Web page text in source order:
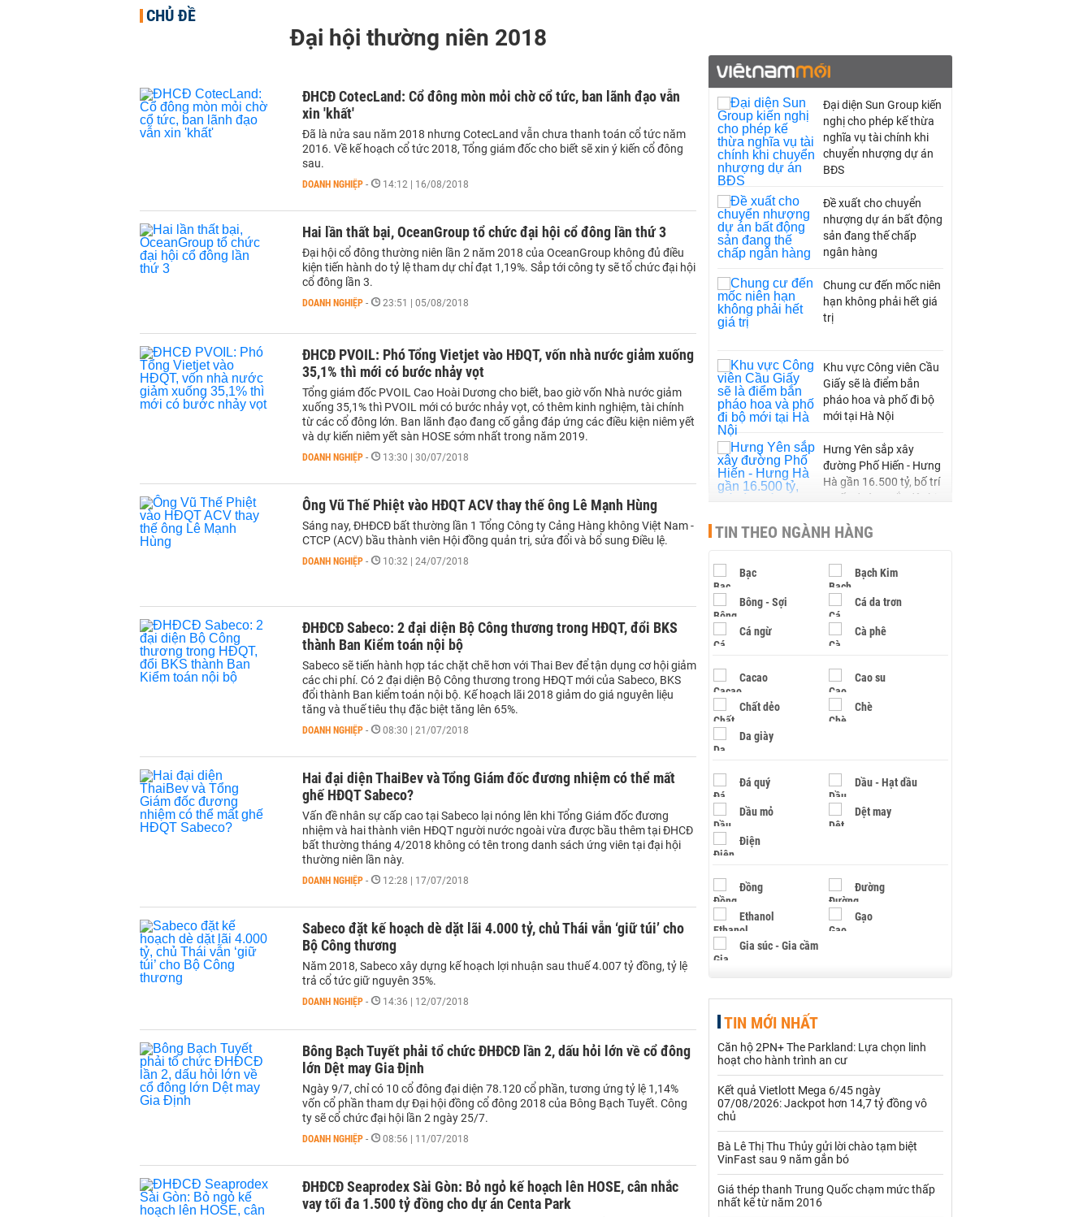
CHỦ ĐỀ
Đại hội thường niên 2018
ĐHCĐ CotecLand: Cổ đông mòn mỏi chờ cổ tức, ban lãnh đạo vẫn
xin 'khất'
Đã là nửa sau năm 2018 nhưng CotecLand vẫn chưa thanh toán cổ tức năm
2016. Về kế hoạch cổ tức 2018, Tổng giám đốc cho biết sẽ xin ý kiến cổ đông
sau.
DOANH NGHIỆP - 14:12 | 16/08/2018
Hai lần thất bại, OceanGroup tổ chức đại hội cổ đông lần thứ 3
Đại hội cổ đông thường niên lần 2 năm 2018 của OceanGroup không đủ điều
kiện tiến hành do tỷ lệ tham dự chỉ đạt 1,19%. Sắp tới công ty sẽ tổ chức đại hội
cổ đông lần 3.
DOANH NGHIỆP - 23:51 | 05/08/2018
ĐHCĐ PVOIL: Phó Tổng Vietjet vào HĐQT, vốn nhà nước giảm xuống
35,1% thì mới có bước nhảy vọt
Tổng giám đốc PVOIL Cao Hoài Dương cho biết, bao giờ vốn Nhà nước giảm
xuống 35,1% thì PVOIL mới có bước nhảy vọt, có thêm kinh nghiệm, tài chính
từ các cổ đông lớn. Ban lãnh đạo đang cố gắng đáp ứng các điều kiện niêm yết
và dự kiến niêm yết sàn HOSE sớm nhất trong năm 2019.
DOANH NGHIỆP - 13:30 | 30/07/2018
Ông Vũ Thế Phiệt vào HĐQT ACV thay thế ông Lê Mạnh Hùng
Sáng nay, ĐHĐCĐ bất thường lần 1 Tổng Công ty Cảng Hàng không Việt Nam -
CTCP (ACV) bầu thành viên Hội đồng quản trị, sửa đổi và bổ sung Điều lệ.
DOANH NGHIỆP - 10:32 | 24/07/2018
ĐHĐCĐ Sabeco: 2 đại diện Bộ Công thương trong HĐQT, đổi BKS
thành Ban Kiểm toán nội bộ
Sabeco sẽ tiến hành hợp tác chặt chẽ hơn với Thai Bev để tận dụng cơ hội giảm
các chi phí. Có 2 đại diện Bộ Công thương trong HĐQT mới của Sabeco, BKS
đổi thành Ban kiểm toán nội bộ. Kế hoạch lãi 2018 giảm do giá nguyên liệu
tăng và thuế tiêu thụ đặc biệt tăng lên 65%.
DOANH NGHIỆP - 08:30 | 21/07/2018
Hai đại diện ThaiBev và Tổng Giám đốc đương nhiệm có thể mất
ghế HĐQT Sabeco?
Vấn đề nhân sự cấp cao tại Sabeco lại nóng lên khi Tổng Giám đốc đương
nhiệm và hai thành viên HĐQT người nước ngoài vừa được bầu thêm tại ĐHCĐ
bất thường tháng 4/2018 không có tên trong danh sách ứng viên tại đại hội
thường niên lần này.
DOANH NGHIỆP - 12:28 | 17/07/2018
Sabeco đặt kế hoạch dè dặt lãi 4.000 tỷ, chủ Thái vẫn ‘giữ túi’ cho
Bộ Công thương
Năm 2018, Sabeco xây dựng kế hoạch lợi nhuận sau thuế 4.007 tỷ đồng, tỷ lệ
trả cổ tức giữ nguyên 35%.
DOANH NGHIỆP - 14:36 | 12/07/2018
Bông Bạch Tuyết phải tổ chức ĐHĐCĐ lần 2, dấu hỏi lớn về cổ đông
lớn Dệt may Gia Định
Ngày 9/7, chỉ có 10 cổ đông đại diện 78.120 cổ phần, tương ứng tỷ lệ 1,14%
vốn cổ phần tham dự Đại hội đồng cổ đông 2018 của Bông Bạch Tuyết. Công
ty sẽ cổ chức đại hội lần 2 ngày 25/7.
DOANH NGHIỆP - 08:56 | 11/07/2018
ĐHĐCĐ Seaprodex Sài Gòn: Bỏ ngỏ kế hoạch lên HOSE, cân nhắc
vay tối đa 1.500 tỷ đồng cho dự án Centa Park
Đại diện Sun Group kiến
nghị cho phép kế thừa
nghĩa vụ tài chính khi
chuyển nhượng dự án
BĐS
Đề xuất cho chuyển
nhượng dự án bất động
sản đang thế chấp
ngân hàng
Chung cư đến mốc niên
hạn không phải hết giá
trị
Khu vực Công viên Cầu
Giấy sẽ là điểm bắn
pháo hoa và phố đi bộ
mới tại Hà Nội
Hưng Yên sắp xây
đường Phố Hiến - Hưng
Hà gần 16.500 tỷ, bố trí
tuyến đường sắt đô thị
gom hai bên cao tốc
Châu Đốc - Cần Thơ -
Sóc Trăng, hoàn thành
sau một năm
Khánh Hòa đề xuất làm
49.000 tỷ đồng
TIN THEO NGÀNH HÀNG
Bạc Bạch Kim
Bông - Sợi Cá da trơn
Cá ngừ Cà phê
Cacao Cao su
Chất dẻo Chè
Da giày
Đá quý Dầu - Hạt dầu
Dầu mỏ Dệt may
Điện
Đồng Đường
Ethanol Gạo
Gia súc - Gia cầm
Hạt điều
Khí đốt
Kim loại khác Mắc ca
Nhựa - Hạt nhựa
Palladium
TIN MỚI NHẤT
Căn hộ 2PN+ The Parkland: Lựa chọn linh
hoạt cho hành trình an cư
Kết quả Vietlott Mega 6/45 ngày
07/08/2026: Jackpot hơn 14,7 tỷ đồng vô
chủ
Bà Lê Thị Thu Thủy gửi lời chào tạm biệt
VinFast sau 9 năm gắn bó
Giá thép thanh Trung Quốc chạm mức thấp
nhất kể từ năm 2016